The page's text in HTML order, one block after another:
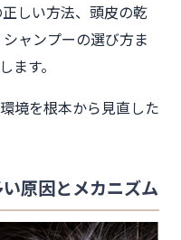
しい方法、頭皮の乾
ャンプーの選び方ま
ます。
境を根本から見直した
原因とメカニズム